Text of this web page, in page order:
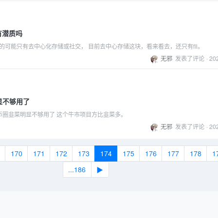
质吗
可能只有去中心化存储或社交， 目前去中心存储这块，看来看去，还只有fil。
无邪 发表了评论 ·
够用了
韭菜明显不够用了 这个牛市项目方比韭菜多。
无邪 发表了评论 ·
170 171 172 173 174 175 176 177 178
...186
▶